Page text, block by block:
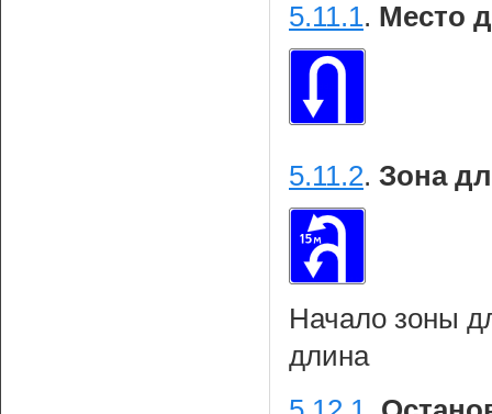
5.11.1. Место
5.11.2. Зона
Начало зоны
длина